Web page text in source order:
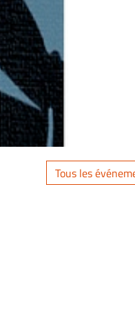
Tous les